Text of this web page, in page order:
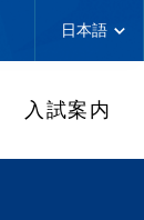
入試案内